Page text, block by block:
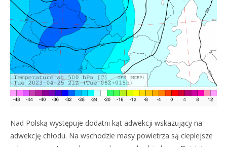
Nad Polską występuje dodatni kąt adwekcji wskazujący na
adwekcję chłodu. Na wschodzie masy powietrza są cieplejsze